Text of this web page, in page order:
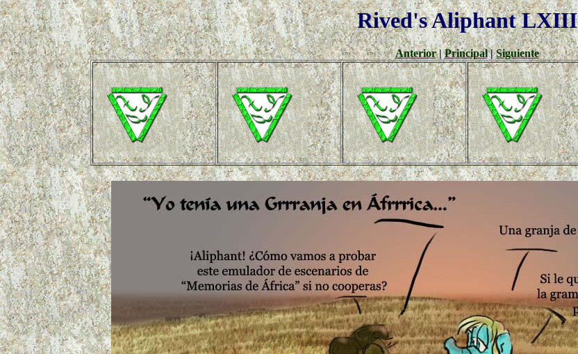
Rived's Aliphant LXIII
Anterior|Principal|Siguiente